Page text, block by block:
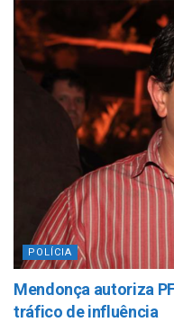
POLÍCIA
Mendonça autoriza
tráfico de influência